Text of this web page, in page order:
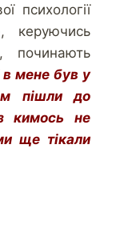
психології
керуючись
починають
в мене був у
пішли до
кимось не
ще тікали